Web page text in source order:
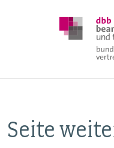
DBB SENIOREN
Seite